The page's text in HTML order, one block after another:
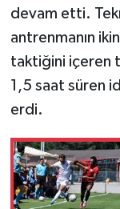
devam etti.
antrenmanın
taktiğini içeren
1,5 saat süren
erdi.